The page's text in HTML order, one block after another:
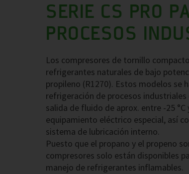
SERIE CS PRO
PROCESOS
Los compresores de tornillo
refrigerantes naturales de bajo
propileno (R1270). Estos modelos se
refrigeración de procesos
salida de fluido de aprox. entre -25 °C
equipamiento eléctrico especial, así
sistema de lubricación interno.
Puesto que el propano y el propeno
compresores solo están disponibles
manejo de refrigerantes inflamables.